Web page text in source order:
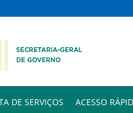
DE SERVIÇOS ACESSO